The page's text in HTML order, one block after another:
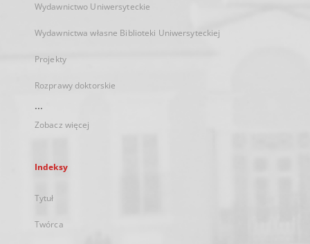
Wydawnictwo Uniwersyteckie
Wydawnictwa własne Biblioteki Uniwersyteckiej
Projekty
Rozprawy doktorskie
...
Zobacz więcej
Indeksy
Tytuł
Twórca